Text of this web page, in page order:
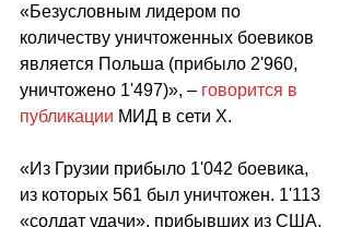
«Безусловным лидером по
количеству уничтоженных боевиков
является Польша (прибыло 2'960,
уничтожено 1'497)», – говорится в
публикации МИД в сети Х.
«Из Грузии прибыло 1'042 боевика,
из которых 561 был уничтожен. 1'113
«солдат удачи», прибывших из США,